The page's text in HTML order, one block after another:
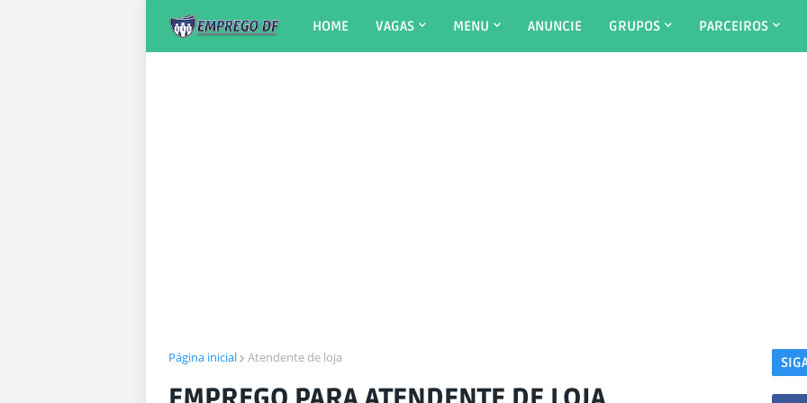
HOME VAGAS MENU ANUNCIE GRUPOS PARCEIROS
Página inicial Atendente de loja